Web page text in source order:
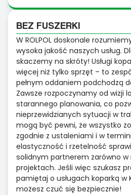
BEZ FUSZERKI
W ROLPOL doskonale
wysoka jakość naszych usług.
skaczemy na skróty! Usługi
więcej niż tylko sprzęt – to
pełnym oddaniem podchodzą
Zawsze rozpoczynamy od wizji
starannego planowania, co
nieprzewidzianych sytuacji w
mogą być pewni, że wszystko
zgodnie z ustaleniami i w
elastyczność i rzetelność
solidnym partnerem zarówno w
projektach. Jeśli więc szukasz
pamiętaj o usługach koparką w
możesz czuć się bezpiecznie!